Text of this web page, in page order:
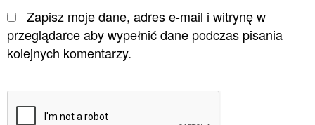
Zapisz moje dane, adres e-mail i witrynę w
przeglądarce aby wypełnić dane podczas pisania
kolejnych komentarzy.